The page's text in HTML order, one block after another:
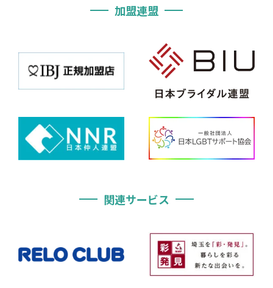
加盟連盟
関連サービス